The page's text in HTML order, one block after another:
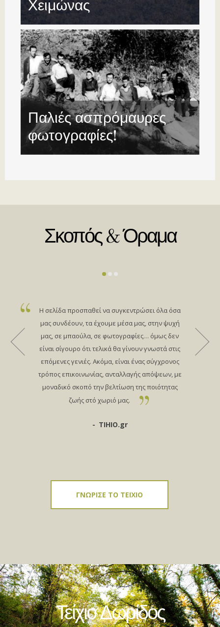
Χειμώνας
Παλιές ασπρόμαυρες
φωτογραφίες!
Σκοπός & Όραμα
Η σελίδα προσπαθεί να συγκεντρώσει όλα όσα
μας συνδέουν, τα έχουμε μέσα μας, στην ψυχή
μας, σε μπαούλα, σε φωτογραφίες… όμως δεν
είναι σίγουρο ότι τελικά θα γίνουν γνωστά στις
επόμενες γενιές. Ακόμα, είναι ένας σύγχρονος
τρόπος επικοινωνίας, ανταλλαγής απόψεων, με
μοναδικό σκοπό την βελτίωση της ποιότητας
ζωής στό χωριό μας.
TIHIO.gr
ΓΝΩΡΙΣΕ ΤΟ ΤΕΙΧΙΟ
Τείχιο Δωρίδος